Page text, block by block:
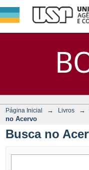
Página Inicial → Livros →
no Acervo
Busca no